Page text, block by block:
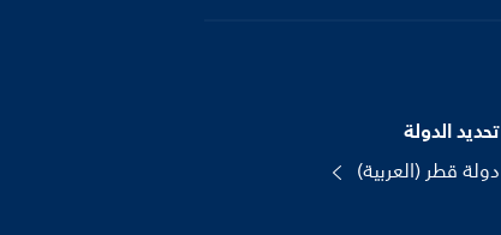
تحديد الدولة
دولة قطر (العربية)